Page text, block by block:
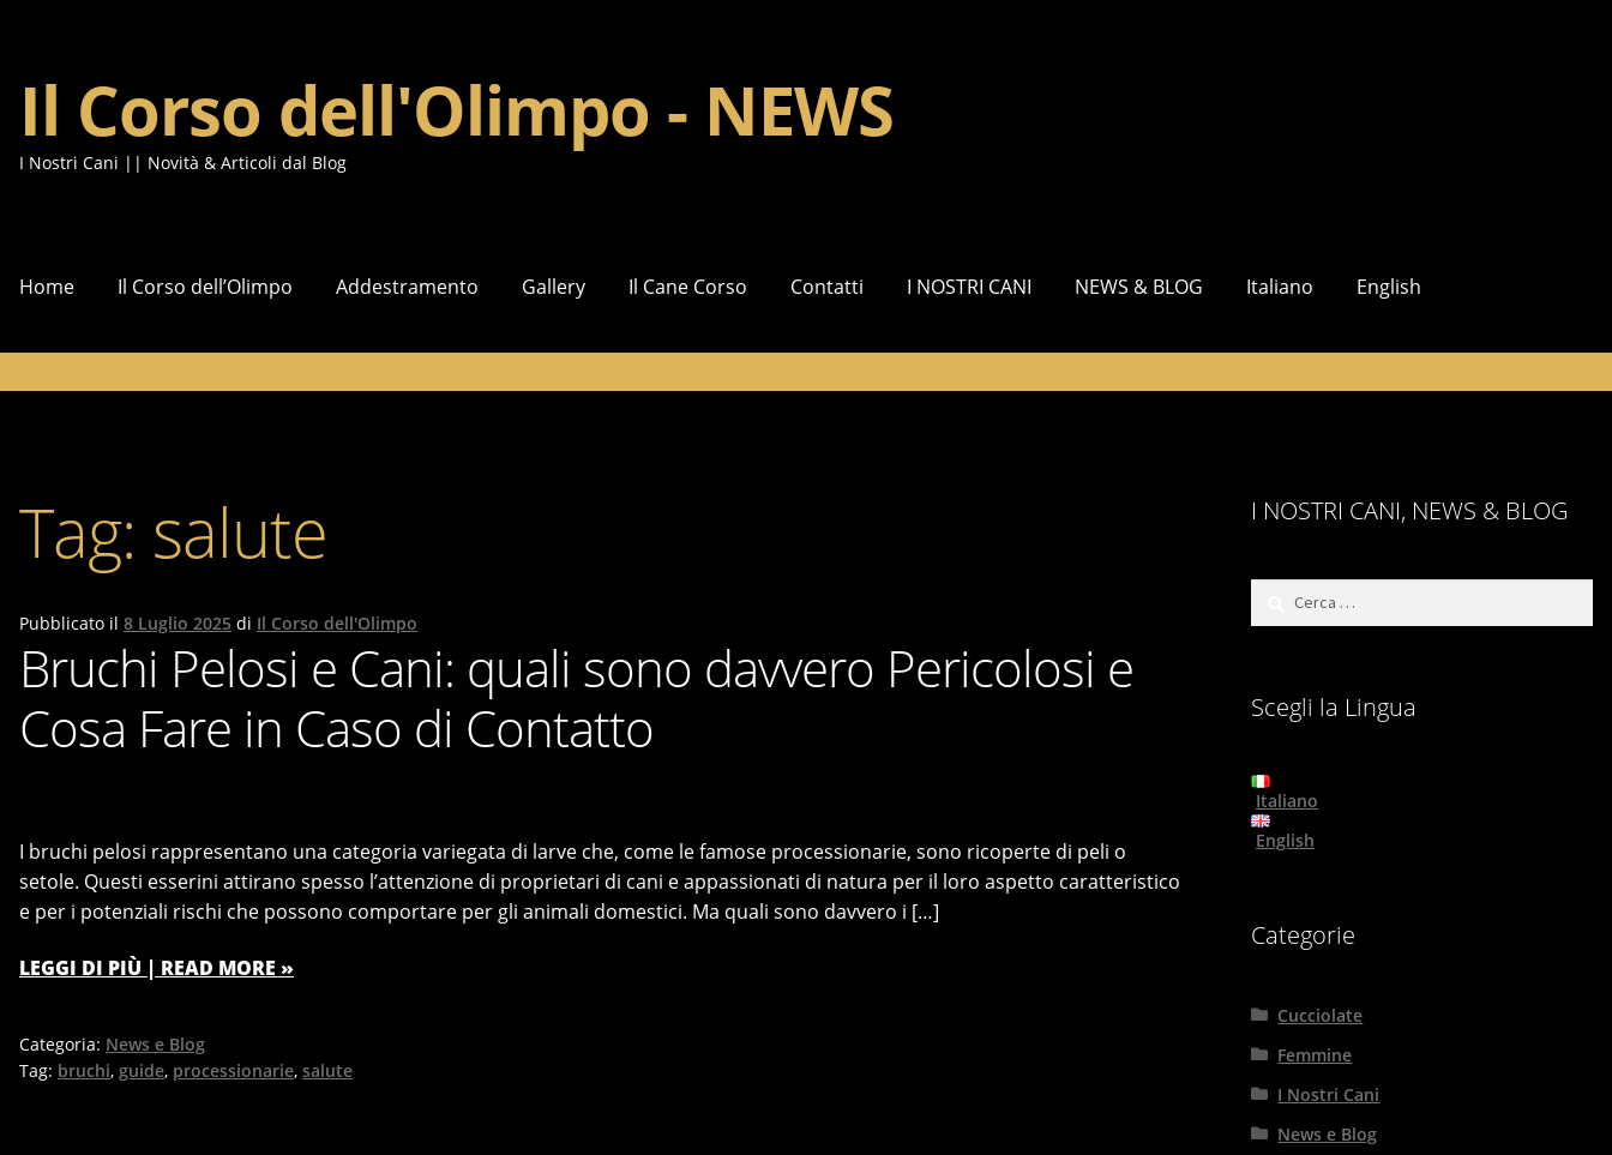
Vai
navigazione
Vai
contenuto
Il Corso dell'Olimpo - NEWS
I Nostri Cani || Novità & Articoli dal Blog
Home Il Corso dell’Olimpo Addestramento Gallery Il Cane Corso Contatti I NOSTRI CANI NEWS & BLOG Italiano English
Tag: salute
Pubblicato il 8 Luglio 2025 di Il Corso dell'Olimpo
Bruchi Pelosi e Cani: quali sono davvero Pericolosi e
Cosa Fare in Caso di Contatto
I bruchi pelosi rappresentano una categoria variegata di larve che, come le famose processionarie, sono ricoperte di peli o
setole. Questi esserini attirano spesso l’attenzione di proprietari di cani e appassionati di natura per il loro aspetto caratteristico
e per i potenziali rischi che possono comportare per gli animali domestici. Ma quali sono davvero i […]
LEGGI DI PIÙ | READ MORE »
Categoria: News e Blog
Tag: bruchi, guide, processionarie, salute
I NOSTRI CANI, NEWS & BLOG
Scegli la Lingua
Italiano
English
Categorie
Cucciolate
Femmine
I Nostri Cani
News e Blog